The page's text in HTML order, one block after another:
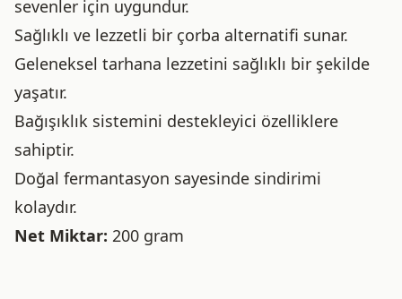
sevenler için uygundur.
Sağlıklı ve lezzetli bir çorba alternatifi sunar.
Geleneksel tarhana lezzetini sağlıklı bir şekilde
yaşatır.
Bağışıklık sistemini destekleyici özelliklere
sahiptir.
Doğal fermantasyon sayesinde sindirimi
kolaydır.
Net Miktar: 200 gram